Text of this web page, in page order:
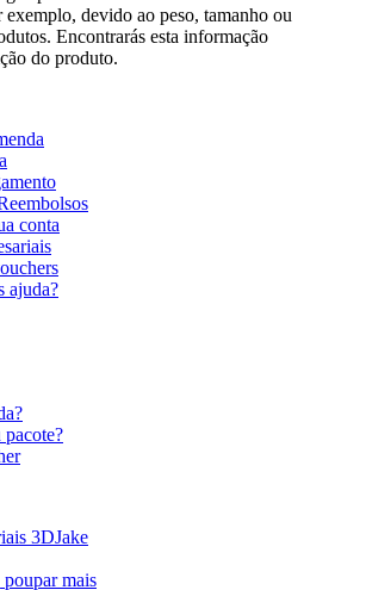
exemplo, devido ao peso, tamanho ou
Encontrarás esta informação
do produto.
conta
ajuda?
pacote?
3DJake
mais